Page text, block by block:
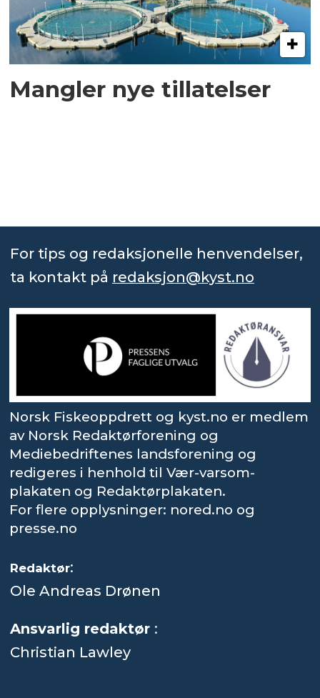
Mangler nye tillatelser
For tips og redaksjonelle henvendelser,
ta kontakt på redaksjon@kyst.no
Norsk Fiskeoppdrett og kyst.no er medlem
av Norsk Redaktørforening og
Mediebedriftenes landsforening og
redigeres i henhold til Vær-varsom-
plakaten og Redaktørplakaten.
For flere opplysninger: nored.no og
presse.no
Redaktør:
Ole Andreas Drønen
Ansvarlig redaktør :
Christian Lawley